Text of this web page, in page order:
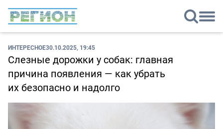
ИНТЕРЕСНОЕ30.10.2025, 19:45
Слезные дорожки у собак: главная
причина появления — как убрать
их безопасно и надолго